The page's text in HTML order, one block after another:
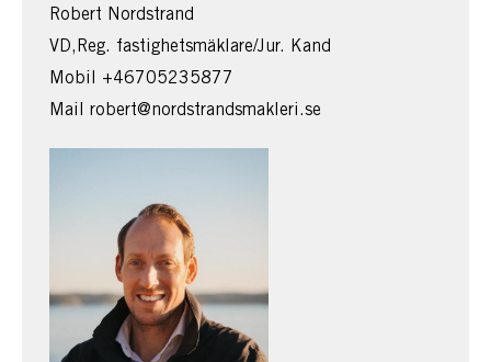
Robert Nordstrand
VD,Reg. fastighetsmäklare/Jur. Kand
Mobil +46705235877
Mail robert@nordstrandsmakleri.se